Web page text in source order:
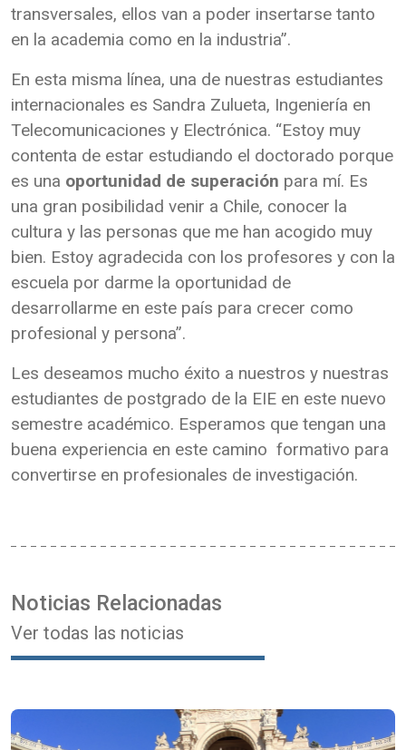
transversales, ellos van a poder insertarse tanto
en la academia como en la industria”.
En esta misma línea, una de nuestras estudiantes
internacionales es Sandra Zulueta, Ingeniería en
Telecomunicaciones y Electrónica. “Estoy muy
contenta de estar estudiando el doctorado porque
es una oportunidad de superación para mí. Es
una gran posibilidad venir a Chile, conocer la
cultura y las personas que me han acogido muy
bien. Estoy agradecida con los profesores y con la
escuela por darme la oportunidad de
desarrollarme en este país para crecer como
profesional y persona”.
Les deseamos mucho éxito a nuestros y nuestras
estudiantes de postgrado de la EIE en este nuevo
semestre académico. Esperamos que tengan una
buena experiencia en este camino formativo para
convertirse en profesionales de investigación.
Noticias Relacionadas
Ver todas las noticias